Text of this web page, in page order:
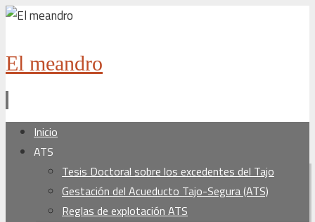
El meandro
contenido
Inicio
ATS
Tesis Doctoral sobre los excedentes del Tajo
Gestación del Acueducto Tajo-Segura (ATS)
Reglas de explotación ATS